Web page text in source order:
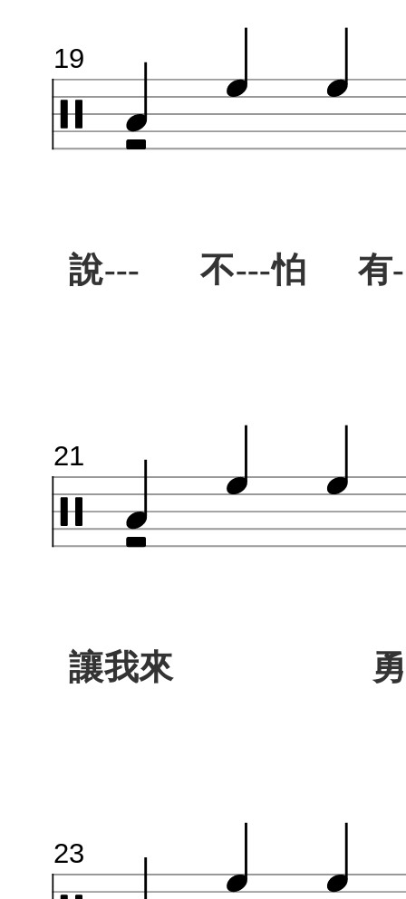
說--- 不---怕 有
19
讓我來 勇
21
23